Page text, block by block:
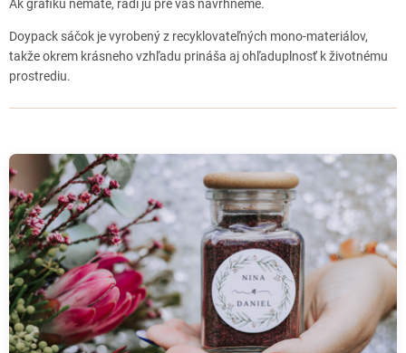
Tábor partnerská prodejna
Klatovy partnerská prodejna
Děčín partnerská prodejna
Teplice partnerská prodejna
Ústí nad Labem partnerská prodejna
Česká Lípa partnerská prodejna
Liberec partnerská prodejna
Ak grafiku nemáte, radi ju pre vás navrhneme.
Doypack sáčok je vyrobený z recyklovateľných mono-materiálov,
takže okrem krásneho vzhľadu prináša aj ohľaduplnosť k životnému
prostrediu.